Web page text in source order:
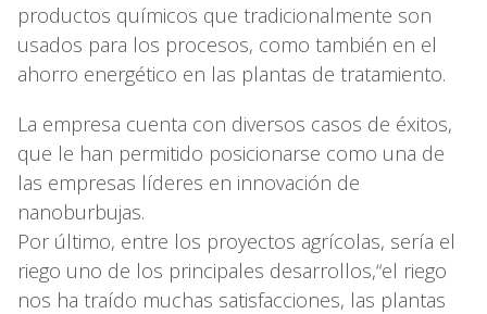
productos químicos que tradicionalmente son
usados para los procesos, como también en el
ahorro energético en las plantas de tratamiento.
La empresa cuenta con diversos casos de éxitos,
que le han permitido posicionarse como una de
las empresas líderes en innovación de
nanoburbujas.
Por último, entre los proyectos agrícolas, sería el
riego uno de los principales desarrollos,“el riego
nos ha traído muchas satisfacciones, las plantas